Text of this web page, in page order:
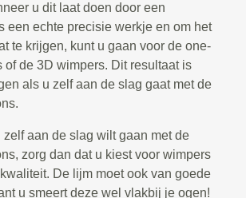
u dit laat doen door een
een echte precisie werkje en om het
te krijgen, kunt u gaan voor de one-
of de 3D wimpers. Dit resultaat is
als u zelf aan de slag gaat met de
zelf aan de slag wilt gaan met de
zorg dan dat u kiest voor wimpers
De lijm moet ook van goede
u smeert deze wel vlakbij je ogen!